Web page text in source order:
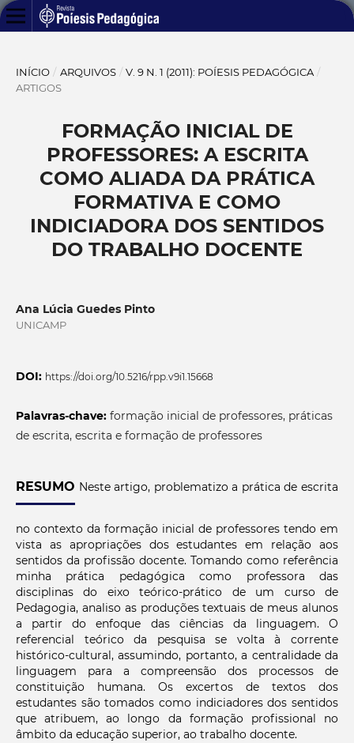
INÍCIO / ARQUIVOS / V. 9 N. 1 (2011): POÍESIS PEDAGÓGICA /
ARTIGOS
FORMAÇÃO INICIAL DE
PROFESSORES: A ESCRITA
COMO ALIADA DA PRÁTICA
FORMATIVA E COMO
INDICIADORA DOS SENTIDOS
DO TRABALHO DOCENTE
Ana Lúcia Guedes Pinto
UNICAMP
DOI: https://doi.org/10.5216/rpp.v9i1.15668
Palavras-chave: formação inicial de professores, práticas
de escrita, escrita e formação de professores
RESUMO Neste artigo, problematizo a prática de escrita
no contexto da formação inicial de professores tendo em
vista as apropriações dos estudantes em relação aos
sentidos da profissão docente. Tomando como referência
minha prática pedagógica como professora das
disciplinas do eixo teórico-prático de um curso de
Pedagogia, analiso as produções textuais de meus alunos
a partir do enfoque das ciências da linguagem. O
referencial teórico da pesquisa se volta à corrente
histórico-cultural, assumindo, portanto, a centralidade da
linguagem para a compreensão dos processos de
constituição humana. Os excertos de textos dos
estudantes são tomados como indiciadores dos sentidos
que atribuem, ao longo da formação profissional no
âmbito da educação superior, ao trabalho docente.